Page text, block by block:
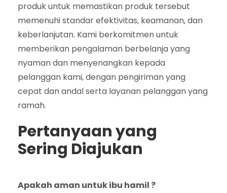
produk untuk memastikan produk tersebut
memenuhi standar efektivitas, keamanan, dan
keberlanjutan. Kami berkomitmen untuk
memberikan pengalaman berbelanja yang
nyaman dan menyenangkan kepada
pelanggan kami, dengan pengiriman yang
cepat dan andal serta layanan pelanggan yang
ramah.
Pertanyaan yang
Sering Diajukan
Apakah aman untuk ibu hamil ?